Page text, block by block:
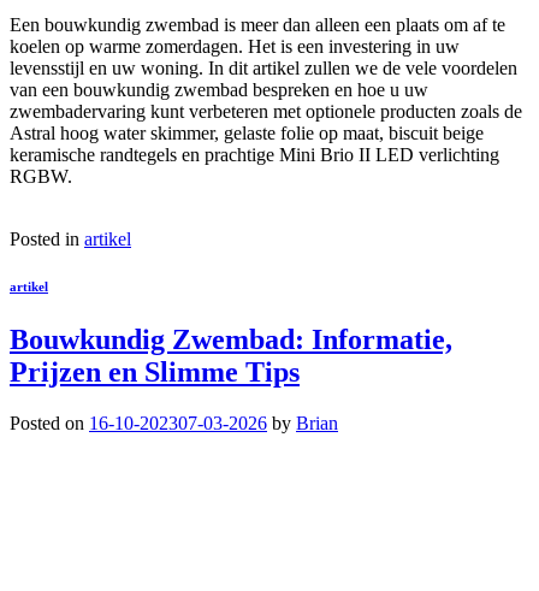
Een bouwkundig zwembad is meer dan alleen een plaats om af te
koelen op warme zomerdagen. Het is een investering in uw
levensstijl en uw woning. In dit artikel zullen we de vele voordelen
van een bouwkundig zwembad bespreken en hoe u uw
zwembadervaring kunt verbeteren met optionele producten zoals de
Astral hoog water skimmer, gelaste folie op maat, biscuit beige
keramische randtegels en prachtige Mini Brio II LED verlichting
RGBW.
Posted in artikel
artikel
Bouwkundig Zwembad: Informatie,
Prijzen en Slimme Tips
Posted on 16-10-202307-03-2026 by Brian